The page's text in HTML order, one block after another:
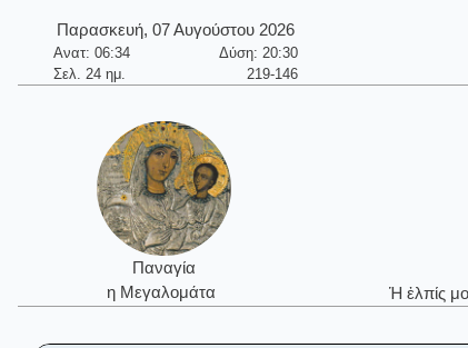
Παρασκευή, 07 Αυγούστου 2026
Ανατ: 06:34
Δύση: 20:30
Σελ. 24 ημ.
219-146
Παναγία
η Μεγαλομάτα
Ἡ ἐλπίς